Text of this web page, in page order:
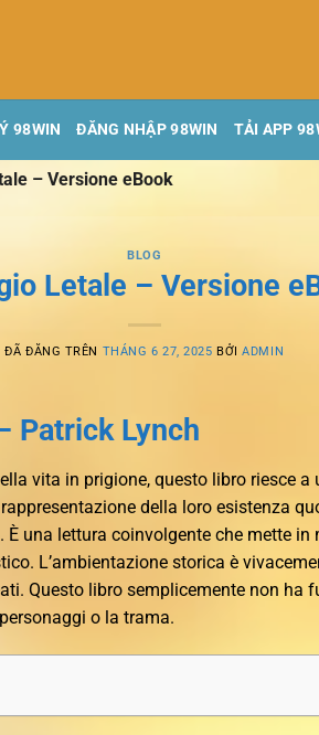
98WIN ĐĂNG NHẬP 98WIN TẢI APP
– Versione eBook
BLOG
Letale – Versione
ĐÃ ĐĂNG TRÊN THÁNG 6 27, 2025 BỞIADMIN
Patrick Lynch
vita in prigione, questo libro riesce
della loro esistenza
È una lettura coinvolgente che mette
L’ambientazione storica è
Questo libro semplicemente non ha
o la trama.